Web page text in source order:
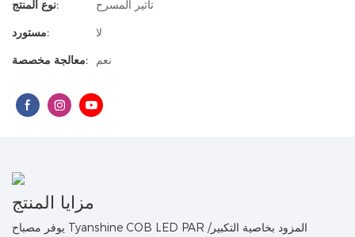
نوع المنتج:
تأثير المسرح
مستورد:
لا
معالجة مخصصة:
نعم
مزايا المنتج
يوفر مصباح Tyanshine COB LED PAR المزود بخاصية التكبير/